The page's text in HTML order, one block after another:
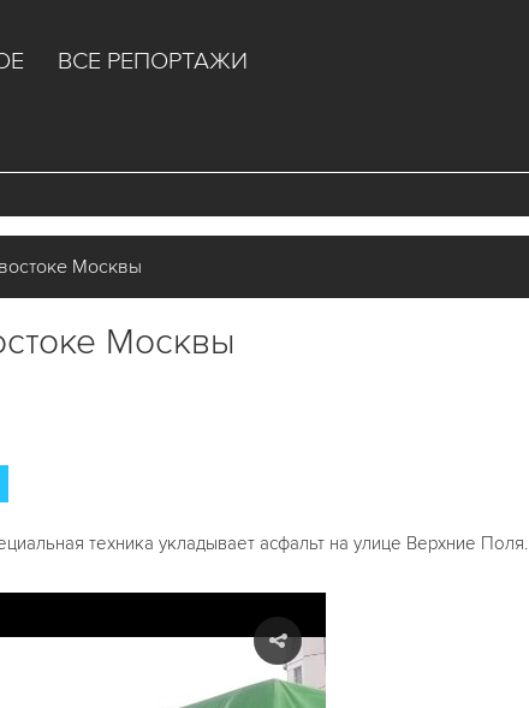
ВСЕ РЕПОРТАЖИ
Москвы
Москвы
техника укладывает асфальт на улице Верхние Поля.